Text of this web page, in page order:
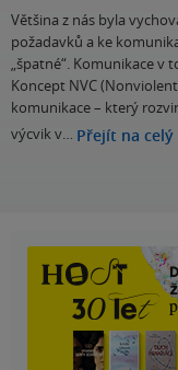
Většina z nás byla
požadavků a ke
„špatné“. Komunikace v
Koncept NVC
komunikace – který
výcvik v… Přejít na celý